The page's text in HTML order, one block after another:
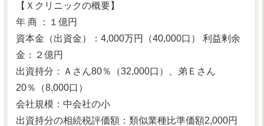
【Ｘクリニックの概要】
年 商 ：１億円
資本金（出資金）：4,000万円（40,000口） 利益剰余
金：２億円
出資持分：Ａさん80％（32,000口）、弟Ｅさん
20％（8,000口）
会社規模：中会社の小
出資持分の相続税評価額：類似業種比準価額2,000円